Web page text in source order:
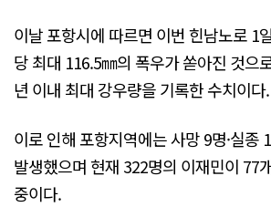
이날 포항시에 따르면 이번 힌남노로 1
당 최대 116.5㎜의 폭우가 쏟아진 것으
년 이내 최대 강우량을 기록한 수치이다.
이로 인해 포항지역에는 사망 9명·실종
발생했으며 현재 322명의 이재민이 77
중이다.